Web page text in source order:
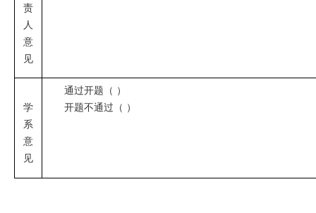
责
人
意
见
学
系
意
见
通过开题（ ）
开题不通过（ ）